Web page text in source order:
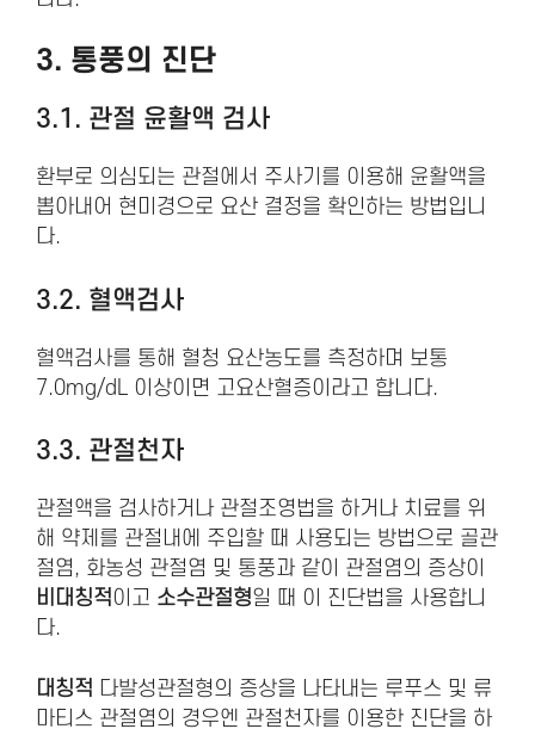
3. 통풍의 진단
3.1. 관절 윤활액 검사
환부로 의심되는 관절에서 주사기를 이용해 윤활액을
뽑아내어 현미경으로 요산 결정을 확인하는 방법입니
다.
3.2. 혈액검사
혈액검사를 통해 혈청 요산농도를 측정하며 보통
7.0mg/dL 이상이면 고요산혈증이라고 합니다.
3.3. 관절천자
관절액을 검사하거나 관절조영법을 하거나 치료를 위
해 약제를 관절내에 주입할 때 사용되는 방법으로 골관
절염, 화농성 관절염 및 통풍과 같이 관절염의 증상이
비대칭적이고 소수관절형일 때 이 진단법을 사용합니
다.
대칭적 다발성관절형의 증상을 나타내는 루푸스 및 류
마티스 관절염의 경우엔 관절천자를 이용한 진단을 하